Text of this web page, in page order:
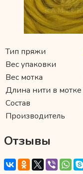
Тип пряжи
Вес упаковки
Вес мотка
Длина нити в мотке
Состав
Производитель
Отзывы